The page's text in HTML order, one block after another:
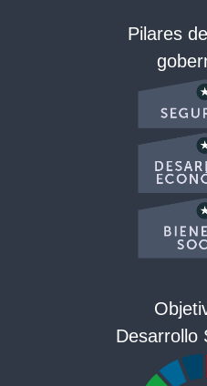
Pilares
Desarrollo